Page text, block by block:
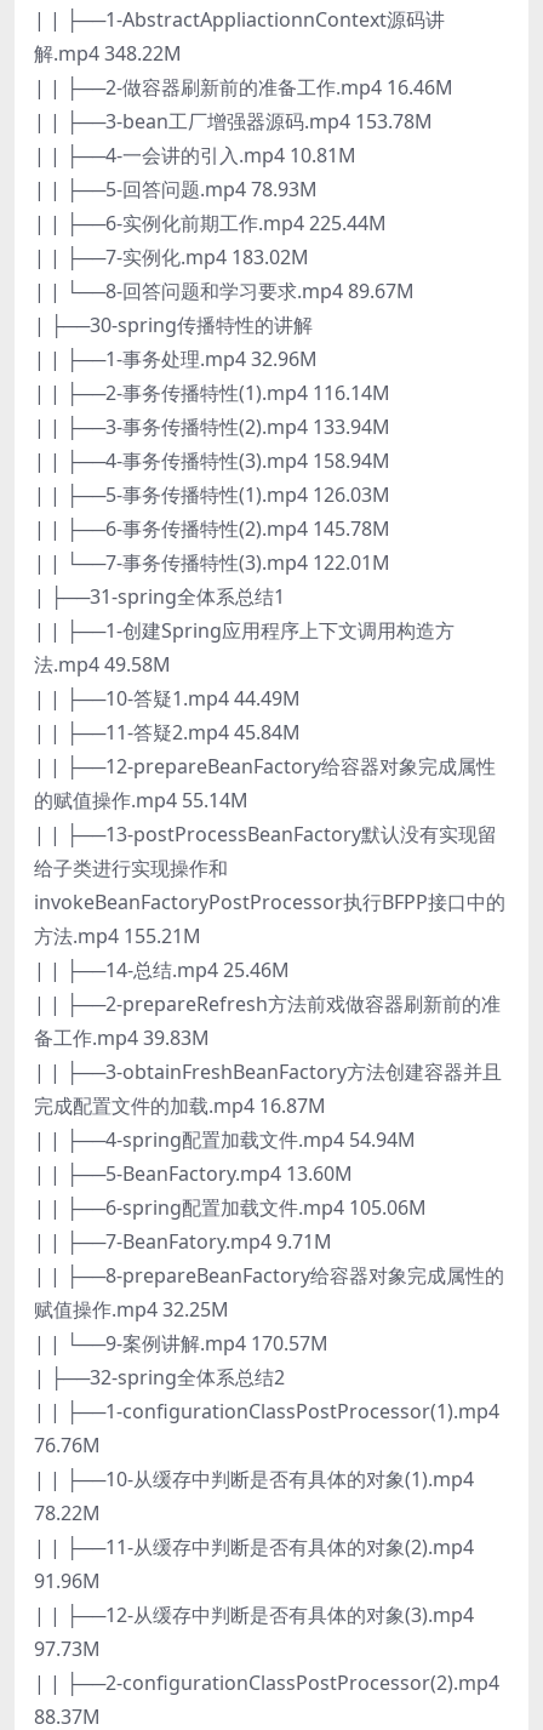
| | ├──1-AbstractAppliactionnContext源码讲
解.mp4 348.22M
| | ├──2-做容器刷新前的准备工作.mp4 16.46M
| | ├──3-bean工厂增强器源码.mp4 153.78M
| | ├──4-一会讲的引入.mp4 10.81M
| | ├──5-回答问题.mp4 78.93M
| | ├──6-实例化前期工作.mp4 225.44M
| | ├──7-实例化.mp4 183.02M
| | └──8-回答问题和学习要求.mp4 89.67M
| ├──30-spring传播特性的讲解
| | ├──1-事务处理.mp4 32.96M
| | ├──2-事务传播特性(1).mp4 116.14M
| | ├──3-事务传播特性(2).mp4 133.94M
| | ├──4-事务传播特性(3).mp4 158.94M
| | ├──5-事务传播特性(1).mp4 126.03M
| | ├──6-事务传播特性(2).mp4 145.78M
| | └──7-事务传播特性(3).mp4 122.01M
| ├──31-spring全体系总结1
| | ├──1-创建Spring应用程序上下文调用构造方
法.mp4 49.58M
| | ├──10-答疑1.mp4 44.49M
| | ├──11-答疑2.mp4 45.84M
| | ├──12-prepareBeanFactory给容器对象完成属性
的赋值操作.mp4 55.14M
| | ├──13-postProcessBeanFactory默认没有实现留
给子类进行实现操作和
invokeBeanFactoryPostProcessor执行BFPP接口中的
方法.mp4 155.21M
| | ├──14-总结.mp4 25.46M
| | ├──2-prepareRefresh方法前戏做容器刷新前的准
备工作.mp4 39.83M
| | ├──3-obtainFreshBeanFactory方法创建容器并且
完成配置文件的加载.mp4 16.87M
| | ├──4-spring配置加载文件.mp4 54.94M
| | ├──5-BeanFactory.mp4 13.60M
| | ├──6-spring配置加载文件.mp4 105.06M
| | ├──7-BeanFatory.mp4 9.71M
| | ├──8-prepareBeanFactory给容器对象完成属性的
赋值操作.mp4 32.25M
| | └──9-案例讲解.mp4 170.57M
| ├──32-spring全体系总结2
| | ├──1-configurationClassPostProcessor(1).mp4
76.76M
| | ├──10-从缓存中判断是否有具体的对象(1).mp4
78.22M
| | ├──11-从缓存中判断是否有具体的对象(2).mp4
91.96M
| | ├──12-从缓存中判断是否有具体的对象(3).mp4
97.73M
| | ├──2-configurationClassPostProcessor(2).mp4
88.37M